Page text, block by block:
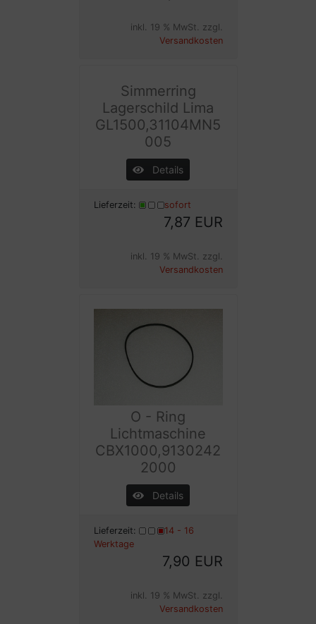
inkl. 19 % MwSt. zzgl.
Versandkosten
Simmerring
Lagerschild Lima
GL1500,31104MN5
005
Details
Lieferzeit: sofort
7,87 EUR
inkl. 19 % MwSt. zzgl.
Versandkosten
O - Ring
Lichtmaschine
CBX1000,9130242
2000
Details
Lieferzeit:
14 - 16
Werktage
7,90 EUR
inkl. 19 % MwSt. zzgl.
Versandkosten